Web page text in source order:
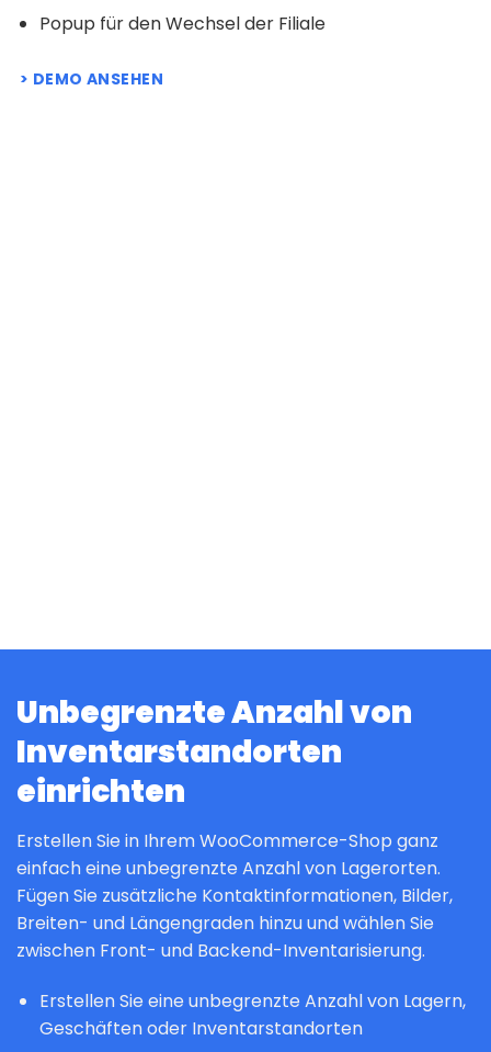
Popup für den Wechsel der Filiale
DEMO ANSEHEN
Unbegrenzte Anzahl von
Inventarstandorten
einrichten
Erstellen Sie in Ihrem WooCommerce-Shop ganz
einfach eine unbegrenzte Anzahl von Lagerorten.
Fügen Sie zusätzliche Kontaktinformationen, Bilder,
Breiten- und Längengraden hinzu und wählen Sie
zwischen Front- und Backend-Inventarisierung.
Erstellen Sie eine unbegrenzte Anzahl von Lagern,
Geschäften oder Inventarstandorten